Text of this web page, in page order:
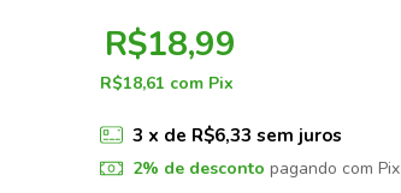
R$18,99
R$18,61 com Pix
3 x de R$6,33 sem juros
2% de desconto pagando com Pix